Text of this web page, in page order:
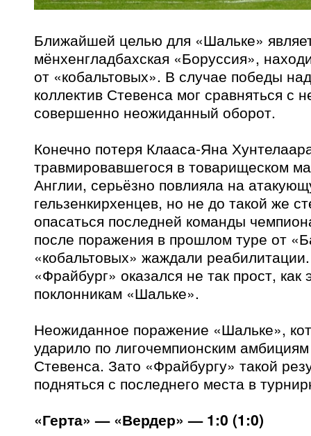
Ближайшей целью для «Шальке»
мёнхенгладбахская «Боруссия»,
от «кобальтовых». В случае победы
коллектив Стевенса мог сравняться с
совершенно неожиданный оборот.
Конечно потеря Клааса-Яна
травмировавшегося в товарищеском
Англии, серьёзно повлияла на
гельзенкирхенцев, но не до такой же
опасаться последней команды
после поражения в прошлом туре от
«кобальтовых» жаждали
«Фрайбург» оказался не так прост, как
поклонникам «Шальке».
Неожиданное поражение «Шальке»,
ударило по лигочемпионским
Стевенса. Зато «Фрайбургу» такой
подняться с последнего места в
«Герта» — «Вердер» — 1:0 (1:0)